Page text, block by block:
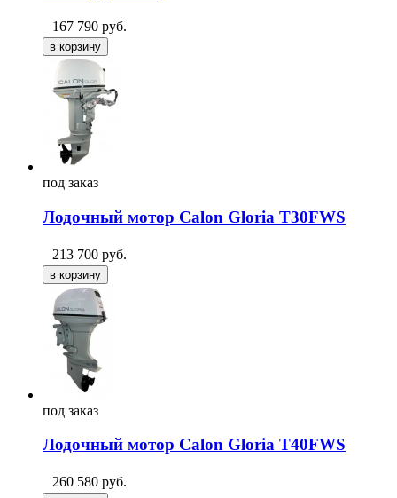
167 790 руб.
под заказ
Лодочный мотор Calon Gloria T30FWS
213 700 руб.
под заказ
Лодочный мотор Сalon Gloria T40FWS
260 580 руб.